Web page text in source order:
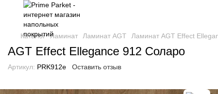
Каталог Ламинат Ламинат AGT Ламинат AGT Effect
AGT Effect Ellegance 912 Соларо
Артикул: PRK912e Оставить отзыв